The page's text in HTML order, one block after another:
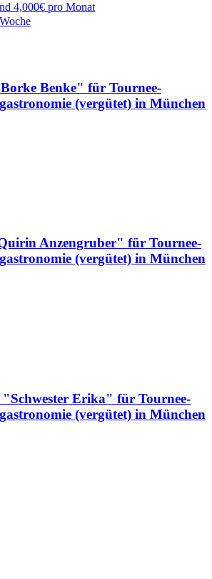
4,000€ pro Monat
Benke" für Tournee-
(vergütet) in München
Anzengruber" für Tournee-
(vergütet) in München
Erika" für Tournee-
(vergütet) in München